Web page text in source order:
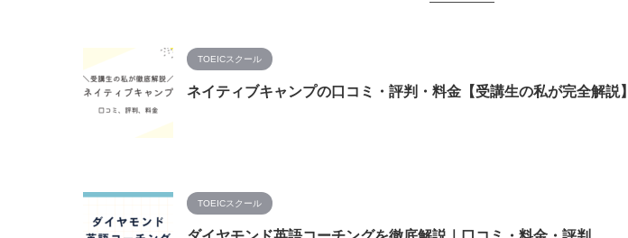
TOEICスクール
ネイティブキャンプの口コミ・評判・料金【受講生の私が完全解説】
TOEICスクール